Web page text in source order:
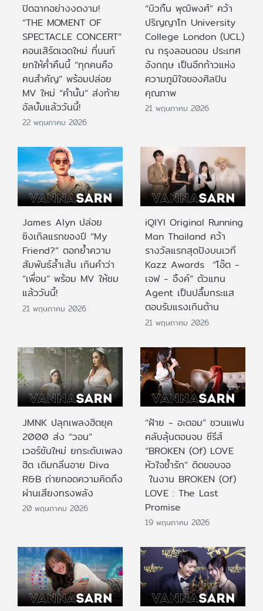
ปิดฉากอย่างงดงาม!
“THE MOMENT OF
SPECTACLE CONCERT”
คอนเสิร์ตเฉดใหม่ ที่นนท์
ยกให้ค่ำคืนนี้ “ทุกคนคือ
คนสำคัญ” พร้อมปล่อย
MV ใหม่ “คำนั้น” ส่งท้าย
อัลบั้มแล้ววันนี้!
22 พฤษภาคม 2026
“บิวกิ้น พุฒิพงศ์” คว้า
ปริญญาโท University
College London (UCL)
ณ กรุงลอนดอน ประเทศ
อังกฤษ เป็นอีกก้าวแห่ง
ความภูมิใจของศิลปิน
คุณภาพ
21 พฤษภาคม 2026
James Alyn ปล่อย
ซิงเกิลแรกของปี “My
Friend?” ตอกย้ำความ
สัมพันธ์ล้ำเส้น เกินคำว่า
“เพื่อน” พร้อม MV ให้ชม
แล้ววันนี้!
21 พฤษภาคม 2026
iQIYI Original Running
Man Thailand คว้า
รางวัลแรกสุดปังบนเวที
Kazz Awards “โอ๊ต -
เจฟ - อิ้งค์” ตัวแทน
Agent เป็นปลื้มกระแส
ตอบรับแรงเกินต้าน
21 พฤษภาคม 2026
JMNK ปลุกเพลงฮิตยุค
2000 ส่ง “วอน”
เวอร์ชันใหม่ ยกระดับเพลง
ฮิต เติมกลิ่นอาย Diva
R&B ถ่ายทอดความคิดถึง
ผ่านเสียงทรงพลัง
20 พฤษภาคม 2026
“ฝ้าย - อะตอม” ชวนแฟน
คลับลุ้นตอนจบ ซีรีส์
“BROKEN (Of) LOVE
หัวใจช้ำรัก” ติดขอบจอ
ในงาน BROKEN (Of)
LOVE : The Last
Promise
19 พฤษภาคม 2026